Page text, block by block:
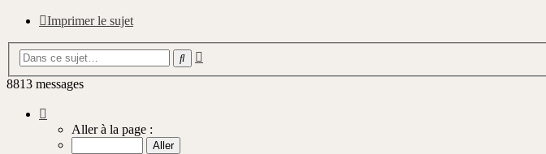
Imprimer le sujet
Rechercher
8813 messages
854
sur
Aller à la page :